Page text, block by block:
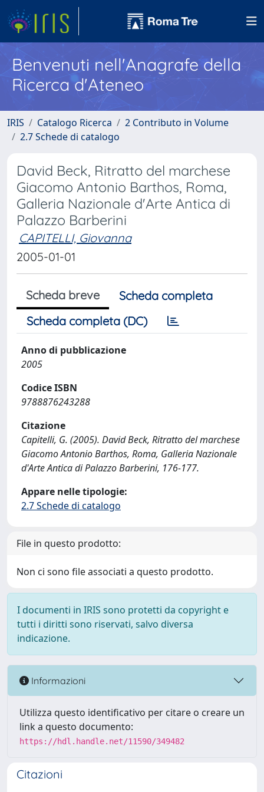
Benvenuti nell'Anagrafe della
Ricerca d'Ateneo
IRIS Catalogo Ricerca
2 Contributo in Volume
2.7 Schede di catalogo
David Beck, Ritratto del marchese
Giacomo Antonio Barthos, Roma,
Galleria Nazionale d'Arte Antica di
Palazzo Barberini
CAPITELLI, Giovanna
2005-01-01
Scheda breve
Scheda completa
Scheda completa (DC)
Anno di pubblicazione
2005
Codice ISBN
9788876243288
Citazione
Capitelli, G. (2005). David Beck, Ritratto del marchese
Giacomo Antonio Barthos, Roma, Galleria Nazionale
d'Arte Antica di Palazzo Barberini, 176-177.
Appare nelle tipologie:
2.7 Schede di catalogo
File in questo prodotto:
Non ci sono file associati a questo prodotto.
I documenti in IRIS sono protetti da copyright e
tutti i diritti sono riservati, salvo diversa
indicazione.
Informazioni
Utilizza questo identificativo per citare o creare un
link a questo documento:
https://hdl.handle.net/11590/349482
Citazioni